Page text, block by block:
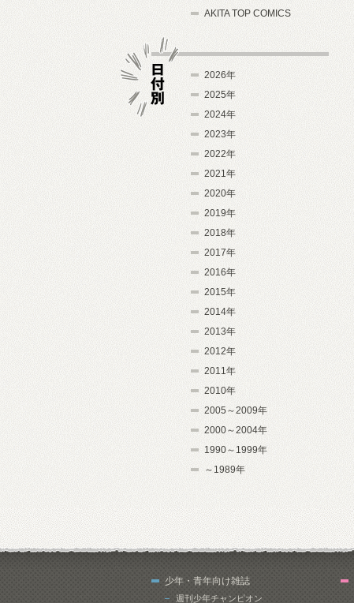
AKITA TOP COMICS
2026年
2025年
2024年
2023年
2022年
2021年
2020年
2019年
2018年
2017年
2016年
2015年
2014年
2013年
2012年
2011年
2010年
2005～2009年
2000～2004年
1990～1999年
～1989年
少年・青年向け雑誌
週刊少年チャンピオン